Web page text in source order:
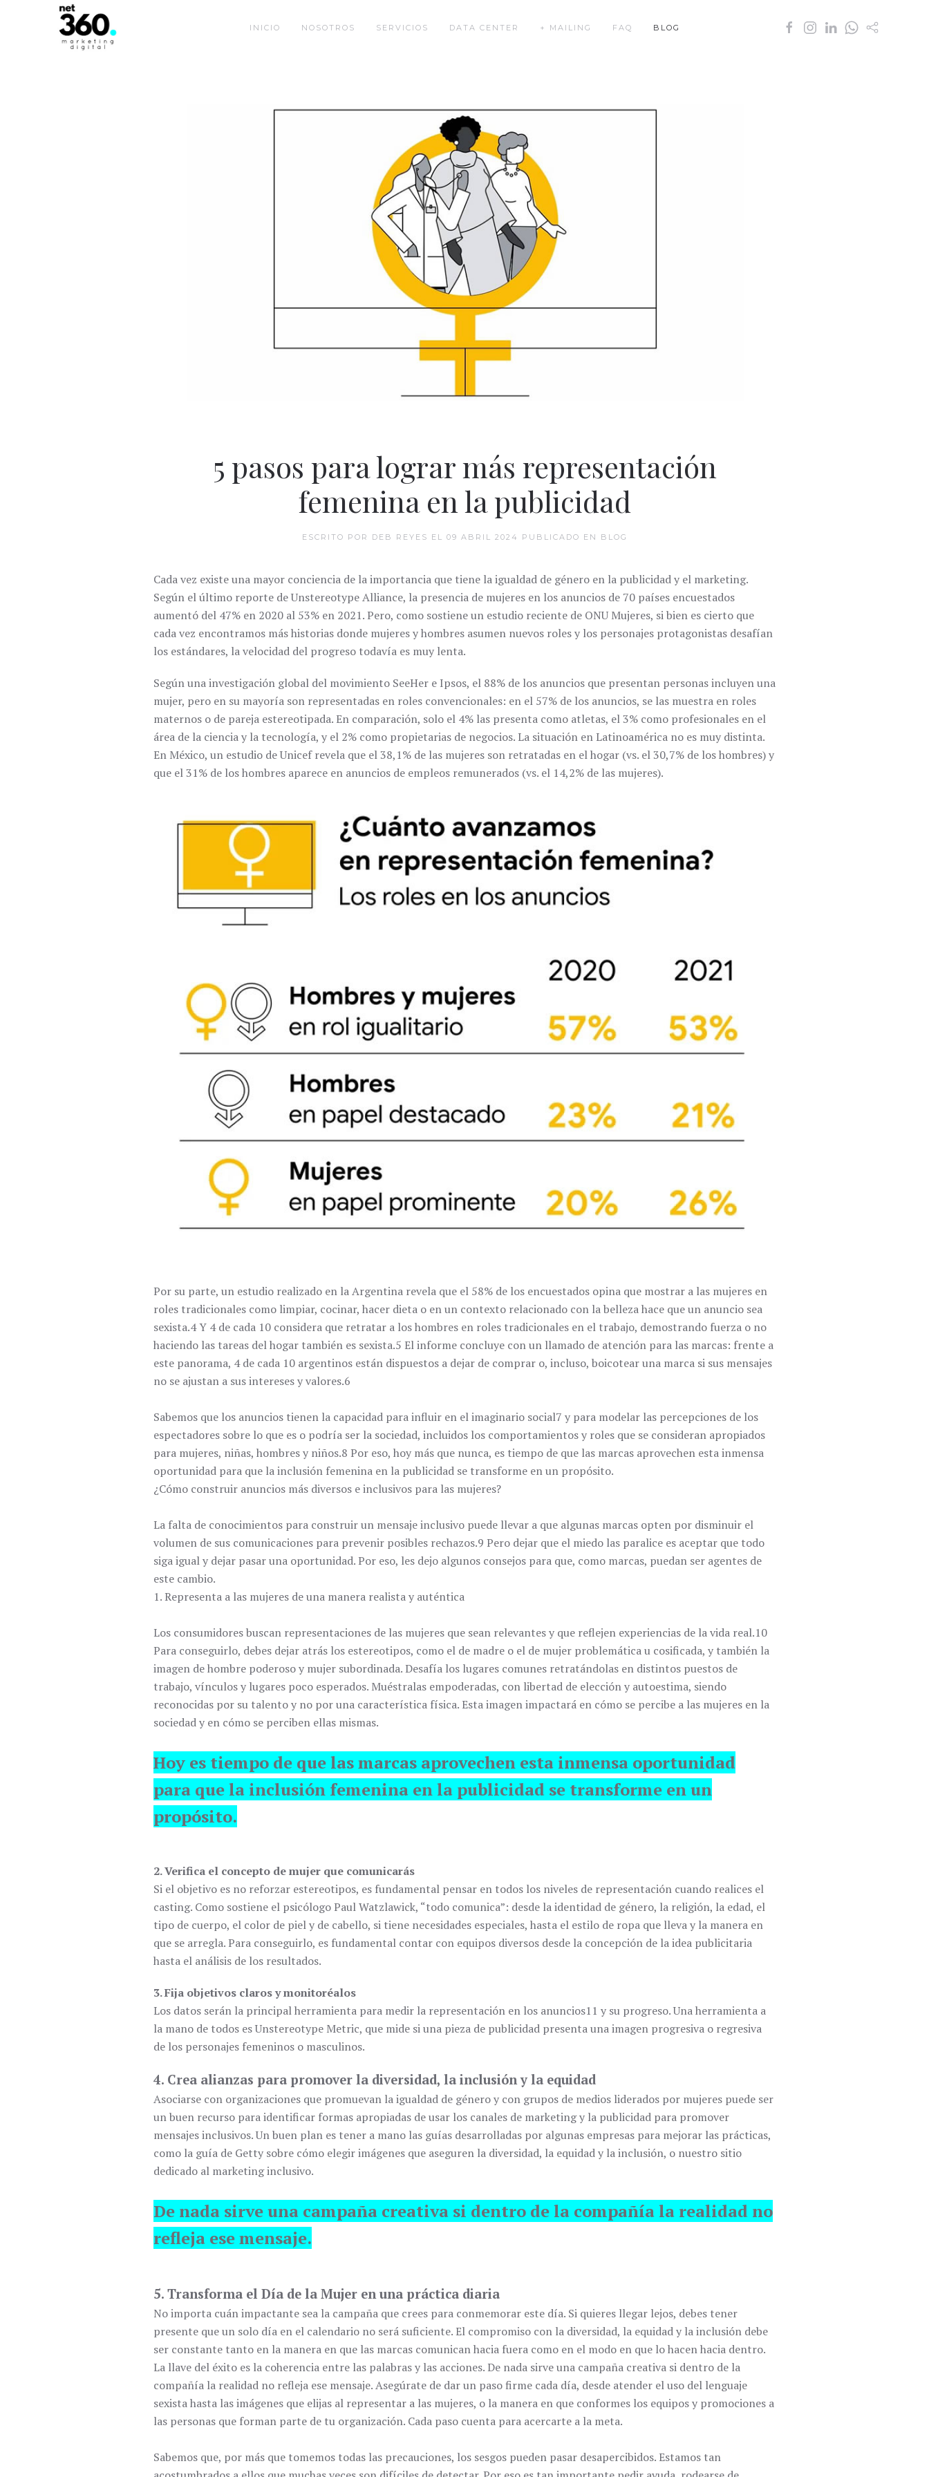
INICIO NOSOTROS SERVICIOS DATA CENTER + MAILING FAQ BLOG
5 pasos para lograr más representación
femenina en la publicidad
ESCRITO POR DEB REYES EL 09 ABRIL 2024 PUBLICADO EN BLOG
Cada vez existe una mayor conciencia de la importancia que tiene la igualdad de género en la publicidad y el marketing.
Según el último reporte de Unstereotype Alliance, la presencia de mujeres en los anuncios de 70 países encuestados
aumentó del 47% en 2020 al 53% en 2021. Pero, como sostiene un estudio reciente de ONU Mujeres, si bien es cierto que
cada vez encontramos más historias donde mujeres y hombres asumen nuevos roles y los personajes protagonistas desafían
los estándares, la velocidad del progreso todavía es muy lenta.
Según una investigación global del movimiento SeeHer e Ipsos, el 88% de los anuncios que presentan personas incluyen una
mujer, pero en su mayoría son representadas en roles convencionales: en el 57% de los anuncios, se las muestra en roles
maternos o de pareja estereotipada. En comparación, solo el 4% las presenta como atletas, el 3% como profesionales en el
área de la ciencia y la tecnología, y el 2% como propietarias de negocios. La situación en Latinoamérica no es muy distinta.
En México, un estudio de Unicef revela que el 38,1% de las mujeres son retratadas en el hogar (vs. el 30,7% de los hombres) y
que el 31% de los hombres aparece en anuncios de empleos remunerados (vs. el 14,2% de las mujeres).
Por su parte, un estudio realizado en la Argentina revela que el 58% de los encuestados opina que mostrar a las mujeres en
roles tradicionales como limpiar, cocinar, hacer dieta o en un contexto relacionado con la belleza hace que un anuncio sea
sexista.4 Y 4 de cada 10 considera que retratar a los hombres en roles tradicionales en el trabajo, demostrando fuerza o no
haciendo las tareas del hogar también es sexista.5 El informe concluye con un llamado de atención para las marcas: frente a
este panorama, 4 de cada 10 argentinos están dispuestos a dejar de comprar o, incluso, boicotear una marca si sus mensajes
no se ajustan a sus intereses y valores.6
Sabemos que los anuncios tienen la capacidad para influir en el imaginario social7 y para modelar las percepciones de los
espectadores sobre lo que es o podría ser la sociedad, incluidos los comportamientos y roles que se consideran apropiados
para mujeres, niñas, hombres y niños.8 Por eso, hoy más que nunca, es tiempo de que las marcas aprovechen esta inmensa
oportunidad para que la inclusión femenina en la publicidad se transforme en un propósito.
¿Cómo construir anuncios más diversos e inclusivos para las mujeres?
La falta de conocimientos para construir un mensaje inclusivo puede llevar a que algunas marcas opten por disminuir el
volumen de sus comunicaciones para prevenir posibles rechazos.9 Pero dejar que el miedo las paralice es aceptar que todo
siga igual y dejar pasar una oportunidad. Por eso, les dejo algunos consejos para que, como marcas, puedan ser agentes de
este cambio.
1. Representa a las mujeres de una manera realista y auténtica
Los consumidores buscan representaciones de las mujeres que sean relevantes y que reflejen experiencias de la vida real.10
Para conseguirlo, debes dejar atrás los estereotipos, como el de madre o el de mujer problemática u cosificada, y también la
imagen de hombre poderoso y mujer subordinada. Desafía los lugares comunes retratándolas en distintos puestos de
trabajo, vínculos y lugares poco esperados. Muéstralas empoderadas, con libertad de elección y autoestima, siendo
reconocidas por su talento y no por una característica física. Esta imagen impactará en cómo se percibe a las mujeres en la
sociedad y en cómo se perciben ellas mismas.
Hoy es tiempo de que las marcas aprovechen esta inmensa oportunidad
para que la inclusión femenina en la publicidad se transforme en un
propósito.
2. Verifica el concepto de mujer que comunicarás
Si el objetivo es no reforzar estereotipos, es fundamental pensar en todos los niveles de representación cuando realices el
casting. Como sostiene el psicólogo Paul Watzlawick, “todo comunica”: desde la identidad de género, la religión, la edad, el
tipo de cuerpo, el color de piel y de cabello, si tiene necesidades especiales, hasta el estilo de ropa que lleva y la manera en
que se arregla. Para conseguirlo, es fundamental contar con equipos diversos desde la concepción de la idea publicitaria
hasta el análisis de los resultados.
3. Fija objetivos claros y monitoréalos
Los datos serán la principal herramienta para medir la representación en los anuncios11 y su progreso. Una herramienta a
la mano de todos es Unstereotype Metric, que mide si una pieza de publicidad presenta una imagen progresiva o regresiva
de los personajes femeninos o masculinos.
4. Crea alianzas para promover la diversidad, la inclusión y la equidad
Asociarse con organizaciones que promuevan la igualdad de género y con grupos de medios liderados por mujeres puede ser
un buen recurso para identificar formas apropiadas de usar los canales de marketing y la publicidad para promover
mensajes inclusivos. Un buen plan es tener a mano las guías desarrolladas por algunas empresas para mejorar las prácticas,
como la guía de Getty sobre cómo elegir imágenes que aseguren la diversidad, la equidad y la inclusión, o nuestro sitio
dedicado al marketing inclusivo.
De nada sirve una campaña creativa si dentro de la compañía la realidad no
refleja ese mensaje.
5. Transforma el Día de la Mujer en una práctica diaria
No importa cuán impactante sea la campaña que crees para conmemorar este día. Si quieres llegar lejos, debes tener
presente que un solo día en el calendario no será suficiente. El compromiso con la diversidad, la equidad y la inclusión debe
ser constante tanto en la manera en que las marcas comunican hacia fuera como en el modo en que lo hacen hacia dentro.
La llave del éxito es la coherencia entre las palabras y las acciones. De nada sirve una campaña creativa si dentro de la
compañía la realidad no refleja ese mensaje. Asegúrate de dar un paso firme cada día, desde atender el uso del lenguaje
sexista hasta las imágenes que elijas al representar a las mujeres, o la manera en que conformes los equipos y promociones a
las personas que forman parte de tu organización. Cada paso cuenta para acercarte a la meta.
Sabemos que, por más que tomemos todas las precauciones, los sesgos pueden pasar desapercibidos. Estamos tan